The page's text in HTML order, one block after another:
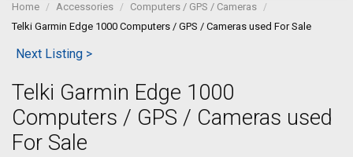
Home Accessories
Computers / GPS / Cameras
Telki Garmin Edge 1000 Computers / GPS / Cameras used For Sale
Next Listing >
Telki Garmin Edge 1000
Computers / GPS / Cameras used
For Sale